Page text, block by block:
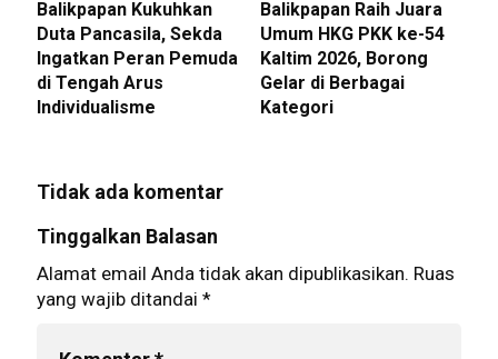
Balikpapan Kukuhkan
Duta Pancasila, Sekda
Ingatkan Peran Pemuda
di Tengah Arus
Individualisme
Balikpapan Raih Juara
Umum HKG PKK ke-54
Kaltim 2026, Borong
Gelar di Berbagai
Kategori
Tidak ada komentar
Tinggalkan Balasan
Alamat email Anda tidak akan dipublikasikan. Ruas
yang wajib ditandai *